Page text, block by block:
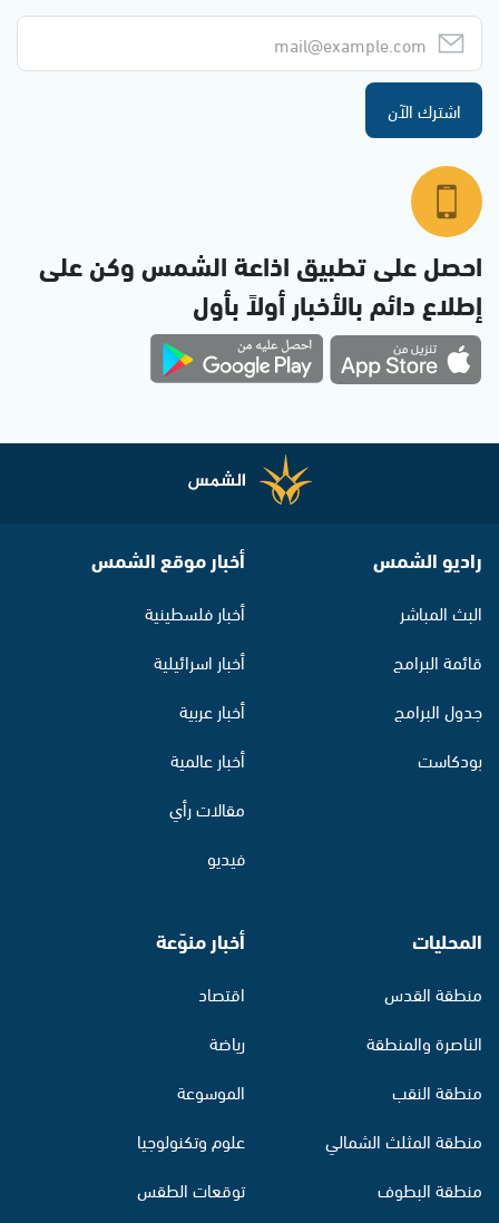
اشترك الآن
احصل على تطبيق اذاعة الشمس وكن على
إطلاع دائم بالأخبار أولاً بأول
راديو الشمس
البث المباشر
قائمة البرامج
جدول البرامج
بودكاست
أخبار موقع الشمس
أخبار فلسطينية
أخبار اسرائيلية
أخبار عربية
أخبار عالمية
مقالات رأي
فيديو
المحليات
منطقة القدس
الناصرة والمنطقة
منطقة النقب
منطقة المثلث الشمالي
منطقة البطوف
أخبار منوّعة
اقتصاد
رياضة
الموسوعة
علوم وتكنولوجيا
توقعات الطقس